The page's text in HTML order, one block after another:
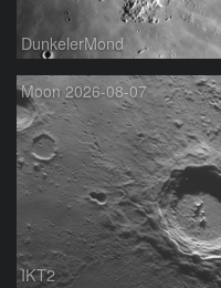
DunkelerMond
Moon 2026-08-07
IKT2